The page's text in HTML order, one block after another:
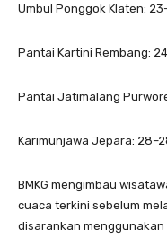
Umbul Ponggok Klaten:
Pantai Kartini Rembang:
Pantai Jatimalang
Karimunjawa Jepara:
BMKG mengimbau
cuaca terkini sebelum
disarankan